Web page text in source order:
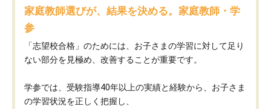
家庭教師選びが、結果を決める。家庭教師・学
参
「志望校合格」のためには、お子さまの学習に対して足り
ない部分を見極め、改善することが重要です。
学参では、受験指導40年以上の実績と経験から、お子さま
の学習状況を正しく把握し、